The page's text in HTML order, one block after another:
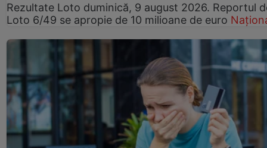
Rezultate Loto duminică, 9 august 2026. Reportul
Loto 6/49 se apropie de 10 milioane de euro